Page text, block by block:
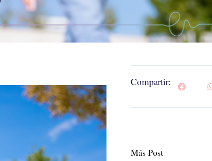
Compartir:
Más Post